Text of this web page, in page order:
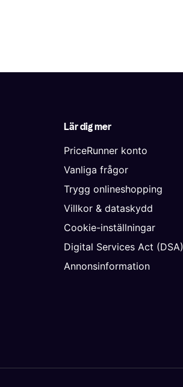
Lär dig mer
PriceRunner konto
Vanliga frågor
Trygg onlineshopping
Villkor & dataskydd
Cookie-inställningar
Digital Services Act (DSA)
Annonsinformation